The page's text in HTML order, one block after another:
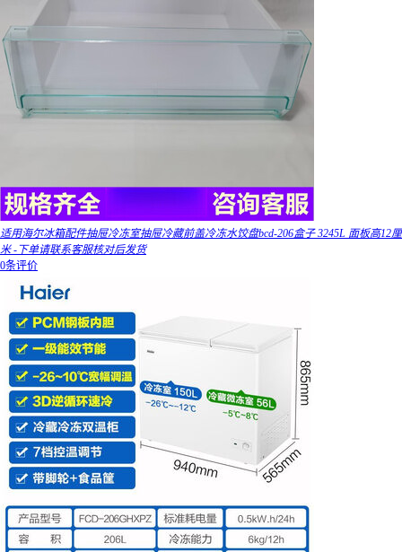
适用海尔冰箱配件抽屉冷冻室抽屉冷藏前盖冷冻水饺盘bcd-206盒子 3245L 面板高12厘
米 -下单请联系客服核对后发货
0条评价